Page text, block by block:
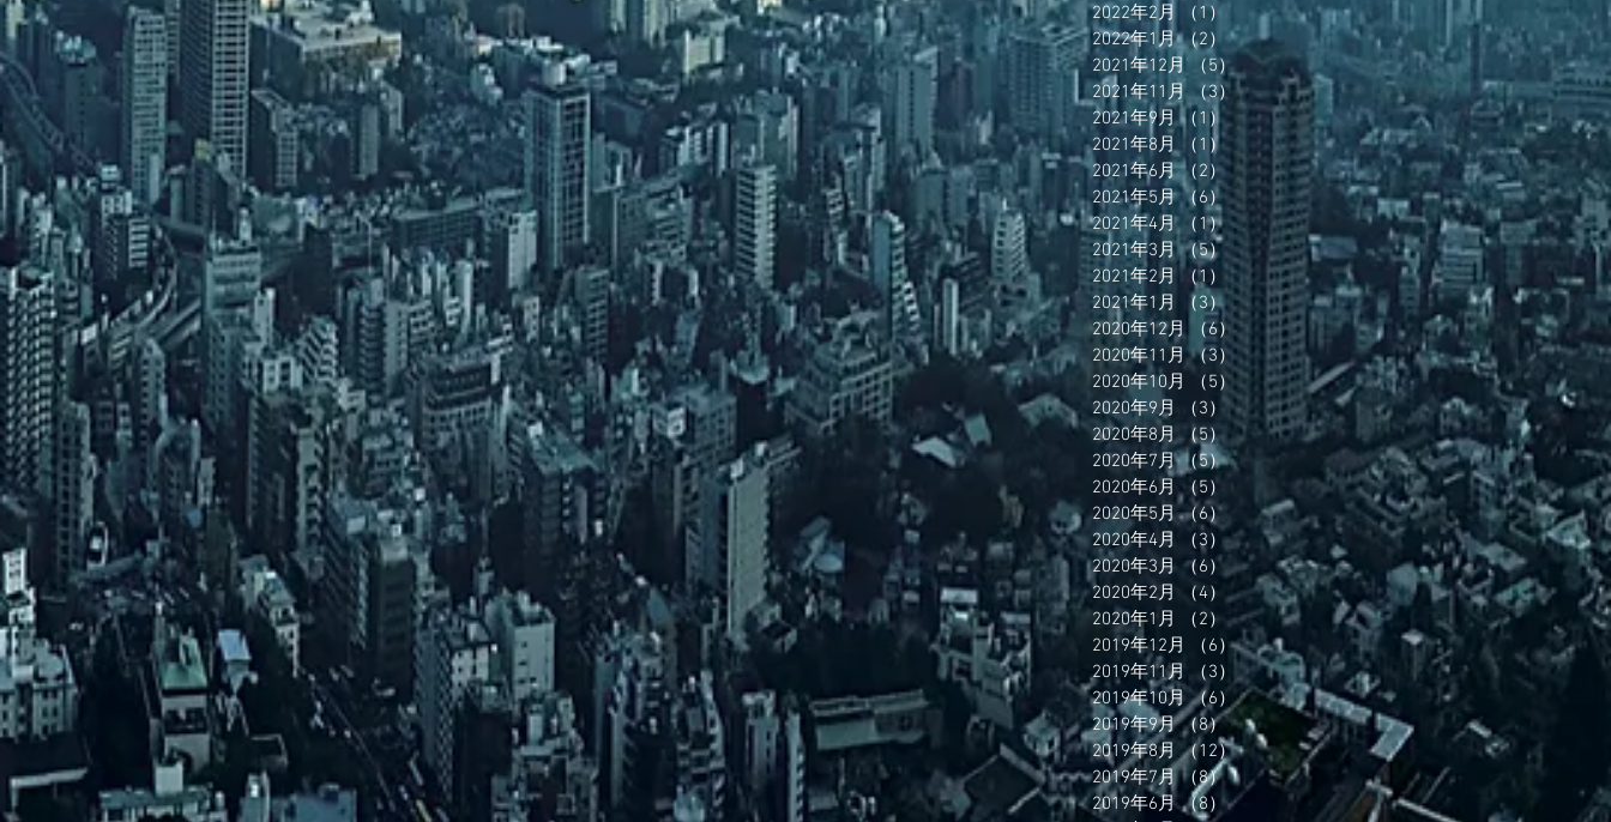
2022年2月
（1）
1件の記事
2022年1月 （2）2件の記事
2021年12月
（5） 5件の記事
2021年11月 （3） 3件の記事
2021年9月 （1）1件の記事
2021年8月
（1）1件の記事
2021年6月 （2）2件の記事
2021年5月 （6） 6件の記事
2021年4月 （1） 1件の記事
2021年3月 （5）5件の記事
2021年2月
（1） 1件の記事
2021年1月
（3）3件の記事
2020年12月
（6）6件の記事
2020年11月 （3）3件の記事
2020年10月
（5）5件の記事
2020年9月
（3）3件の記事
2020年8月 （5） 5件の記事
2020年7月 （5）5件の記事
2020年6月 （5）
5件の記事
2020年5月 （6） 6件の記事
2020年4月
（3）3件の記事
2020年3月 （6）6件の記事
2020年2月
（4） 4件の記事
2020年1月
（2） 2件の記事
2019年12月
（6）6件の記事
2019年11月
（3）
3件の記事
2019年10月 （6）6件の記事
2019年9月 （8）8件の記事
2019年8月 （12）12件の記事
2019年7月 （8）8件の記事
2019年6月 （8）8件の記事